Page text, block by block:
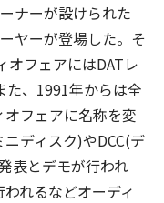
ナーが設けられた
ヤーが登場した。そ
オフェアにはDATレ
た、1991年からは全
フェアに名称を変
ディスク)やDCC(デ
表とデモが行われ
れるなどオーディ